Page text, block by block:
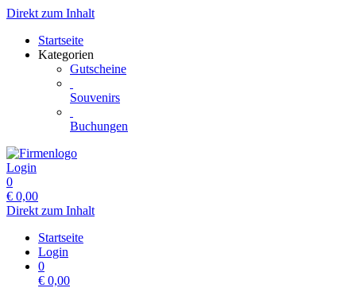
Direkt zum Inhalt
Startseite
Kategorien
Gutscheine
Souvenirs
Buchungen
Login
0
€ 0,00
Direkt zum Inhalt
Startseite
Login
0
€ 0,00